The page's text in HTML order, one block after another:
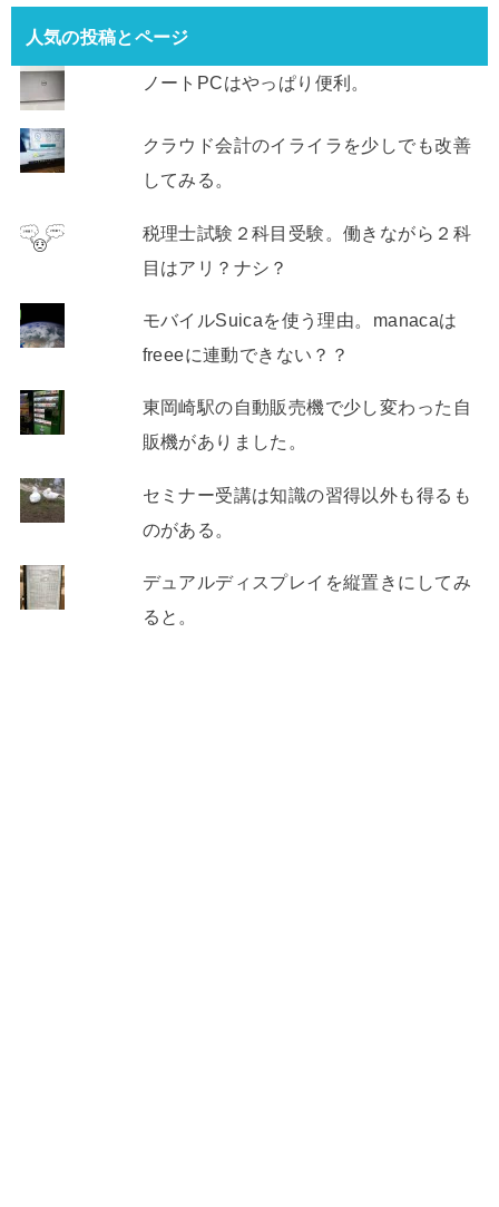
人気の投稿とページ
ノートPCはやっぱり便利。
クラウド会計のイライラを少しでも改善
してみる。
税理士試験２科目受験。働きながら２科
目はアリ？ナシ？
モバイルSuicaを使う理由。manacaは
freeeに連動できない？？
東岡崎駅の自動販売機で少し変わった自
販機がありました。
セミナー受講は知識の習得以外も得るも
のがある。
デュアルディスプレイを縦置きにしてみ
ると。